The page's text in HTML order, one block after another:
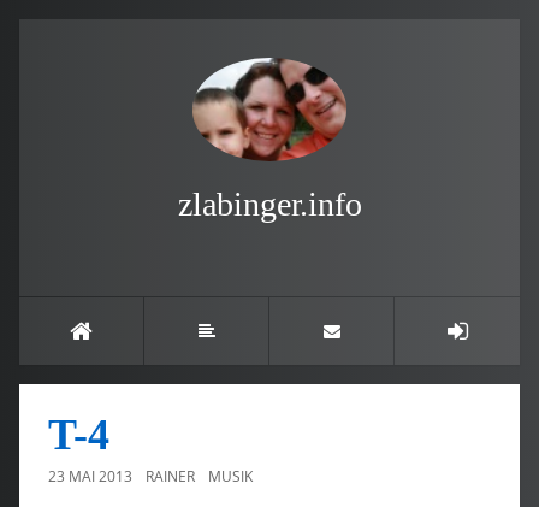
zlabinger.info
T-4
23 MAI 2013 RAINER MUSIK